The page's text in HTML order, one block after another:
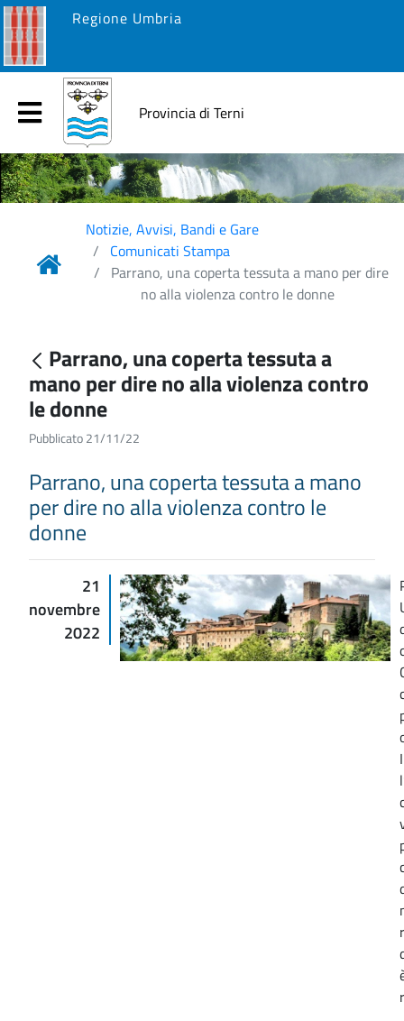
Regione Umbria
Provincia di Terni
Notizie, Avvisi, Bandi e Gare
Comunicati Stampa
Parrano, una coperta tessuta a mano per dire
no alla violenza contro le donne
Parrano, una coperta tessuta a
mano per dire no alla violenza contro
le donne
Pubblicato 21/11/22
Parrano, una coperta tessuta a mano
per dire no alla violenza contro le
donne
21
novembre
2022